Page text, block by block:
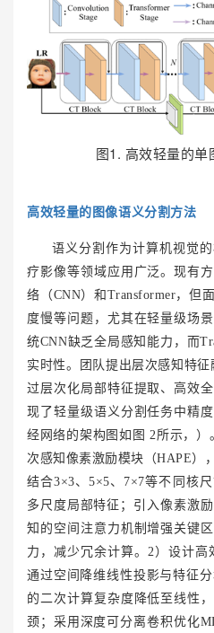
图1. 高效轻量的单
高效轻量的图像语义分割方法
语义分割作为计算机视觉
疗影像等领域应用广泛。现有
络（CNN）和Transformer，但
度慢等问题，尤其在轻量级场
统CNN缺乏全局感知能力，而
实时性。团队提出层次感知特
过层次化局部特征提取、高效
现了轻量级语义分割任务中精
经网络的架构图如图 2所示，
次感知像素激励模块（HAPE）
结合3×3、5×5、7×7等不同核
多尺度局部特征；引入像素激
知的空间注意力机制增强关键
力，减少冗余计算。2）设计高
通过空间降维线性投影与特征
的二次计算复杂度降低至线性
颈；采用深度可分离卷积优化